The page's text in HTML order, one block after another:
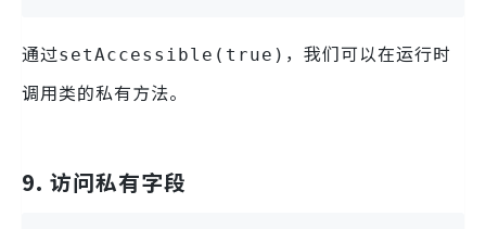
通过setAccessible(true) ，我们可以在运行时
调用类的私有方法。
9. 访问私有字段